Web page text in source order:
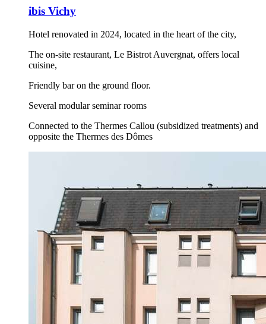
ibis Vichy
Hotel renovated in 2024, located in the heart of the city,
The on-site restaurant, Le Bistrot Auvergnat, offers local
cuisine,
Friendly bar on the ground floor.
Several modular seminar rooms
Connected to the Thermes Callou (subsidized treatments) and
opposite the Thermes des Dômes